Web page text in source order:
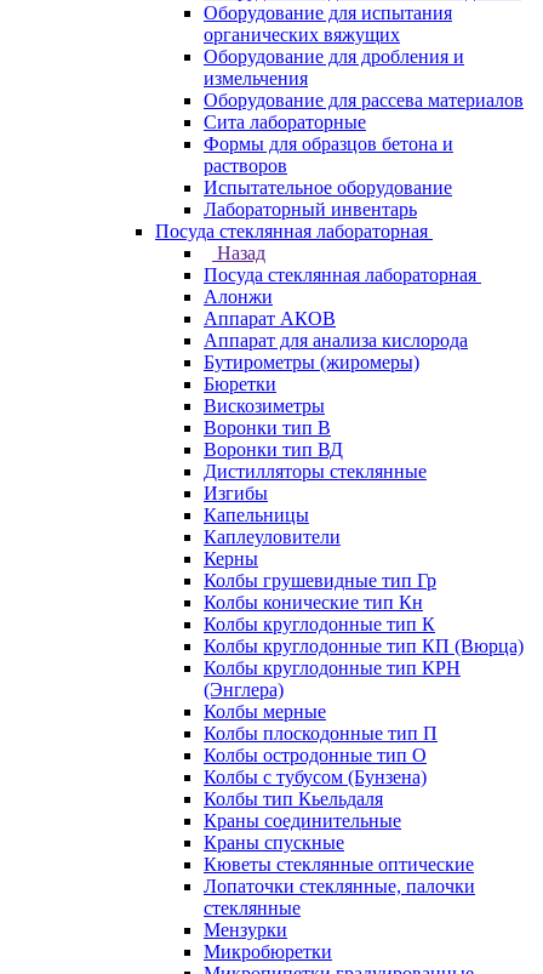
Оборудование для испытания
органических вяжущих
Оборудование для дробления и
измельчения
Оборудование для рассева материалов
Сита лабораторные
Формы для образцов бетона и
растворов
Испытательное оборудование
Лабораторный инвентарь
Посуда стеклянная лабораторная
Назад
Посуда стеклянная лабораторная
Алонжи
Аппарат АКОВ
Аппарат для анализа кислорода
Бутирометры (жиромеры)
Бюретки
Вискозиметры
Воронки тип В
Воронки тип ВД
Дистилляторы стеклянные
Изгибы
Капельницы
Каплеуловители
Керны
Колбы грушевидные тип Гр
Колбы конические тип Кн
Колбы круглодонные тип К
Колбы круглодонные тип КП (Вюрца)
Колбы круглодонные тип КРН
(Энглера)
Колбы мерные
Колбы плоскодонные тип П
Колбы остродонные тип О
Колбы с тубусом (Бунзена)
Колбы тип Кьельдаля
Краны соединительные
Краны спускные
Кюветы стеклянные оптические
Лопаточки стеклянные, палочки
стеклянные
Мензурки
Микробюретки